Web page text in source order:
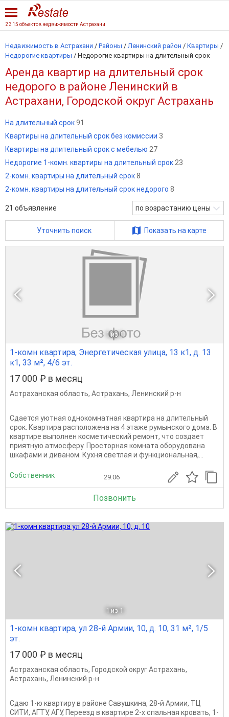
2 315 объектов недвижимости Астрахани
Недвижимость в Астрахани / Районы / Ленинский район / Квартиры /
Недорогие квартиры / Недорогие квартиры на длительный срок
Аренда квартир на длительный срок
недорого в районе Ленинский в
Астрахани, Городской округ Астрахань
На длительный срок91
Квартиры на длительный срок без комиссии 3
Квартиры на длительный срок с мебелью 27
Недорогие 1-комн. квартиры на длительный срок 23
2-комн. квартиры на длительный срок8
2-комн. квартиры на длительный срок недорого 8
21 объявление по возрастанию цены
Уточнить поиск Показать на карте
1 из 1
1-комн квартира, Энергетическая улица, 13 к1, д. 13
к1, 33 м², 4/6 эт.
17 000 ₽ в месяц
Астраханская область, Астрахань, Ленинский р-н
Сдается уютная однокомнатная квартира на длительный
срок. Квартира расположена на 4 этаже румынского дома. В
квартире выполнен косметический ремонт, что создает
приятную атмосферу. Просторная комната оборудована
шкафами и диваном. Кухня светлая и функциональная,...
Собственник 29.06
Позвонить
1 из 1
1-комн квартира, ул 28-й Армии, 10, д. 10, 31 м², 1/5
эт.
17 000 ₽ в месяц
Астраханская область, Городской округ Астрахань,
Астрахань, Ленинский р-н
Сдаю 1-ю квартиру в районе Савушкина, 28-й Армии, ТЦ
СИТИ, АГТУ, АГУ, Переезд в квартире 2-х спальная кровать, 1-